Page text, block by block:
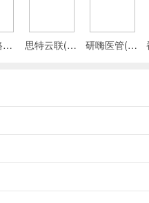
每日走路计步(运动健康记录) 思特云联(视频监控应用) 研嗨医管(医院管理平台)